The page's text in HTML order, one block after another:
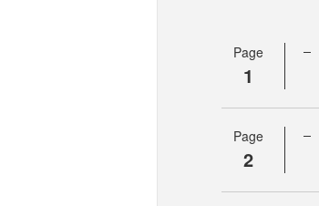
Page
1
Page
2